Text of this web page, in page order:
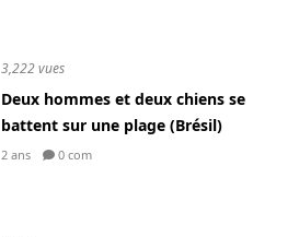
3,222 vues
Deux hommes et deux chiens se
battent sur une plage (Brésil)
2 ans 0 com